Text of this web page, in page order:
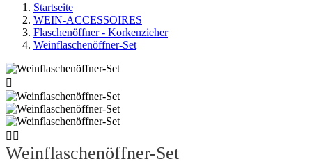
Startseite
WEIN-ACCESSOIRES
Flaschenöffner - Korkenzieher
Weinflaschenöffner-Set

 
Weinflaschenöffner-Set